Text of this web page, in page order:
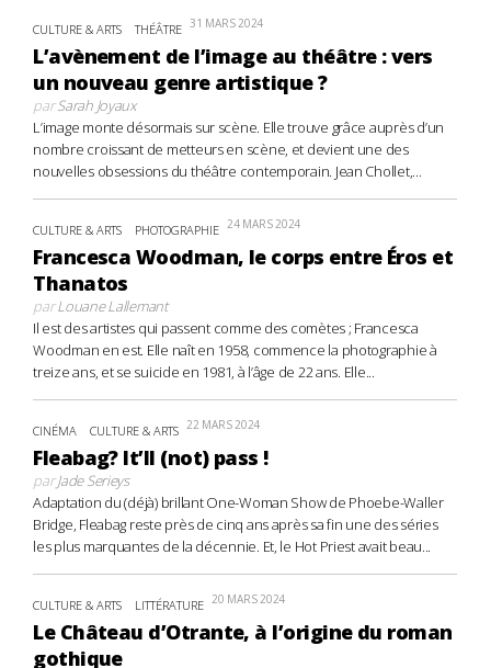
CULTURE & ARTS THÉÂTRE 31 MARS 2024
L’avènement de l’image au théâtre : vers
un nouveau genre artistique ?
parSarah Joyaux
L’image monte désormais sur scène. Elle trouve grâce auprès d’un
nombre croissant de metteurs en scène, et devient une des
nouvelles obsessions du théâtre contemporain. Jean Chollet,...
CULTURE & ARTS PHOTOGRAPHIE 24 MARS 2024
Francesca Woodman, le corps entre Éros et
Thanatos
parLouane Lallemant
Il est des artistes qui passent comme des comètes ; Francesca
Woodman en est. Elle naît en 1958, commence la photographie à
treize ans, et se suicide en 1981, à l’âge de 22 ans. Elle...
CINÉMA CULTURE & ARTS 22 MARS 2024
Fleabag? It’ll (not) pass !
parJade Serieys
Adaptation du (déjà) brillant One-Woman Show de Phoebe-Waller
Bridge, Fleabag reste près de cinq ans après sa fin une des séries
les plus marquantes de la décennie. Et, le Hot Priest avait beau...
CULTURE & ARTS LITTÉRATURE 20 MARS 2024
Le Château d’Otrante, à l’origine du roman
gothique